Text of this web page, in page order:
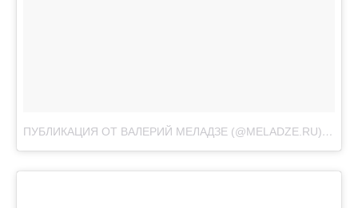
ПУБЛИКАЦИЯ ОТ ВАЛЕРИЙ МЕЛАДЗЕ (@MELADZE.RU)ДЕК